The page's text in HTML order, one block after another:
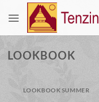
Inhalt
springen
LOOKBOOK
LOOKBOOK SUMMER